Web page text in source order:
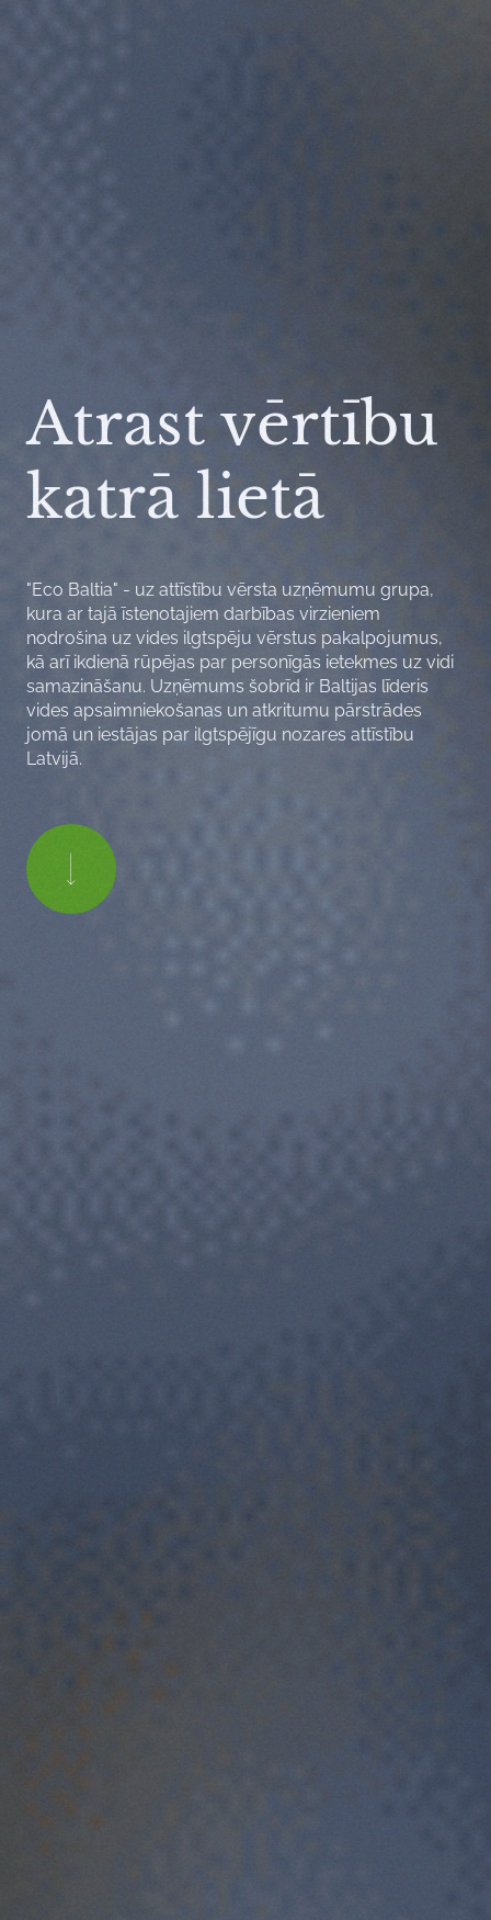
Atrast vērtību
katrā lietā
"Eco Baltia" - uz attīstību vērsta uzņēmumu grupa,
kura ar tajā īstenotajiem darbības virzieniem
nodrošina uz vides ilgtspēju vērstus pakalpojumus,
kā arī ikdienā rūpējas par personīgās ietekmes uz vidi
samazināšanu. Uzņēmums šobrīd ir Baltijas līderis
vides apsaimniekošanas un atkritumu pārstrādes
jomā un iestājas par ilgtspējīgu nozares attīstību
Latvijā.